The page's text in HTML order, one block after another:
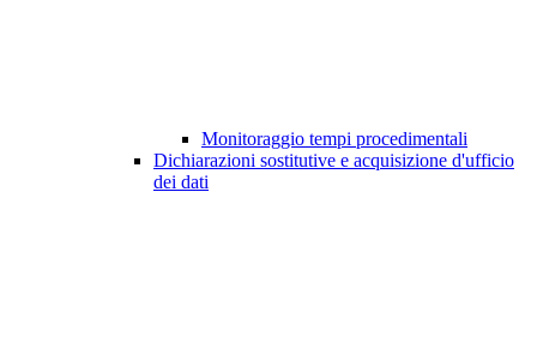
Monitoraggio tempi procedimentali
Dichiarazioni sostitutive e acquisizione d'ufficio
dei dati